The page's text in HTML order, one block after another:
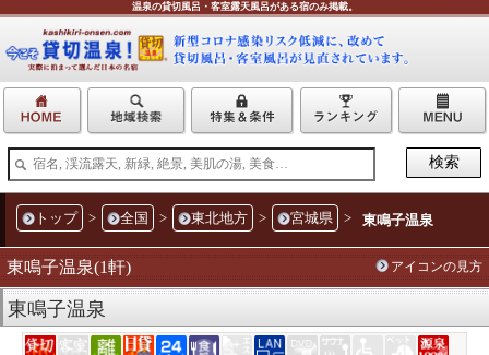
温泉の貸切風呂・客室露天風呂がある宿のみ掲載。
トップ > 全国 > 東北地方 > 宮城県 > 東鳴子温泉
東鳴子温泉(1軒) アイコンの見方
東鳴子温泉